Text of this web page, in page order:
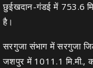
छुईखदान-गंडई में 753.6
है।
सरगुजा संभाग में सरगुजा
जशपुर में 1011.1 मि.मी.,